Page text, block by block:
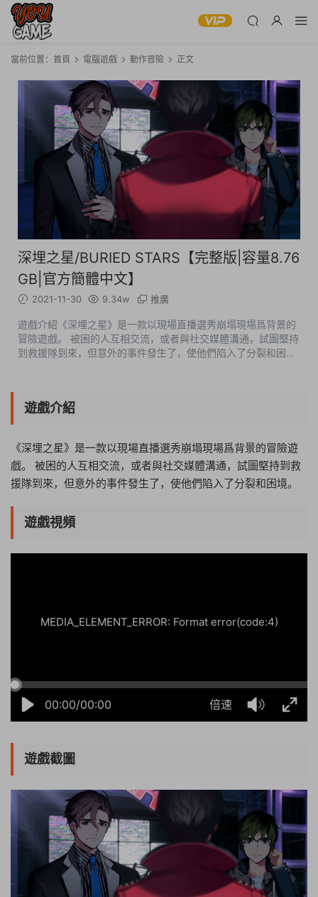
當前位置： 首頁 電腦遊戲 動作冒險 正文
深埋之星/BURIED STARS【完整版|容量8.76
GB|官方簡體中文】
2021-11-30 9.34w 推廣
遊戲介紹《深埋之星》是一款以現場直播選秀崩塌現場爲背景的
冒險遊戲。 被困的人互相交流，或者與社交媒體溝通，試圖堅持
到救援隊到來，但意外的事件發生了，使他們陷入了分裂和困
遊戲介紹
《深埋之星》是一款以現場直播選秀崩塌現場爲背景的冒險遊
戲。 被困的人互相交流，或者與社交媒體溝通，試圖堅持到救
援隊到來，但意外的事件發生了，使他們陷入了分裂和困境。
遊戲視頻
00:00/00:00 倍速
MEDIA_ELEMENT_ERROR: Format error(code:4)
遊戲截圖